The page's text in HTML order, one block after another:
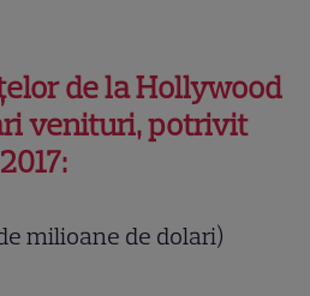
de la Hollywood
venituri, potrivit
milioane de dolari)